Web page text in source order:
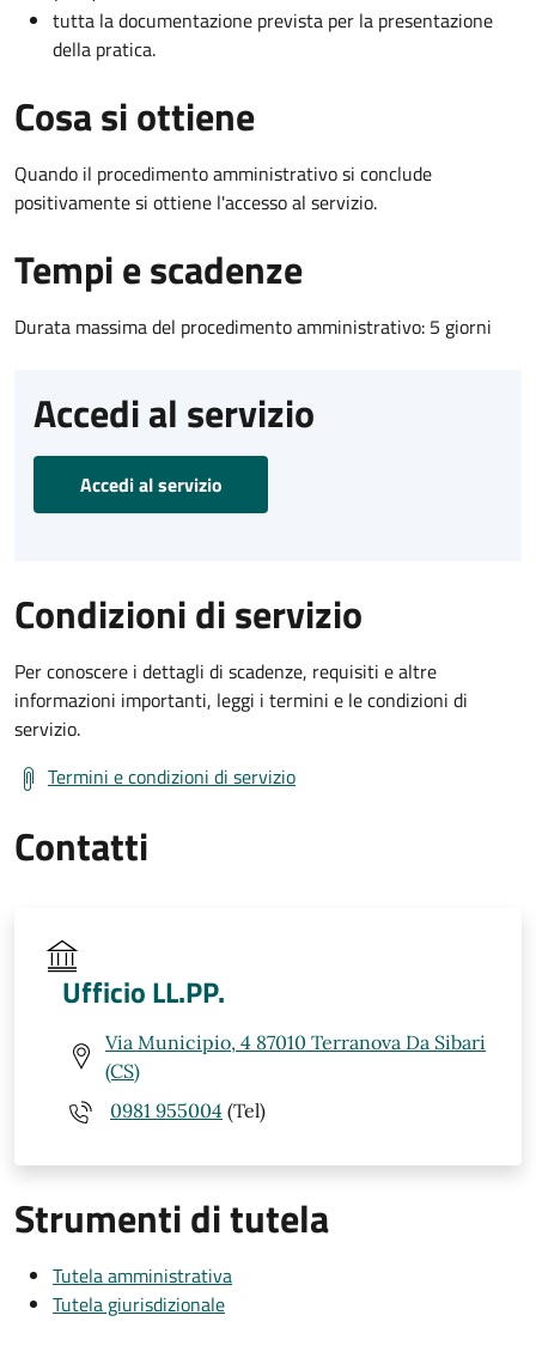
tutta la documentazione prevista per la presentazione
della pratica.
Cosa si ottiene
Quando il procedimento amministrativo si conclude
positivamente si ottiene l'accesso al servizio.
Tempi e scadenze
Durata massima del procedimento amministrativo: 5 giorni
Accedi al servizio
Accedi al servizio
Condizioni di servizio
Per conoscere i dettagli di scadenze, requisiti e altre
informazioni importanti, leggi i termini e le condizioni di
servizio.
Termini e condizioni di servizio
Contatti
Ufficio LL.PP.
Via Municipio, 4 87010 Terranova Da Sibari
(CS)
0981 955004 (Tel)
Strumenti di tutela
Tutela amministrativa
Tutela giurisdizionale